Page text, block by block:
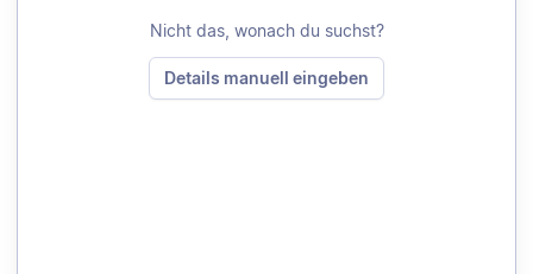
Nicht das, wonach du suchst?
Details manuell eingeben